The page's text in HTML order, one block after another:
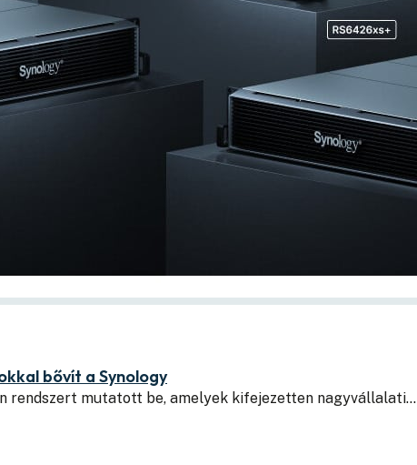
bővít a Synology
rendszert mutatott be, amelyek kifejezetten nagyvállalati…